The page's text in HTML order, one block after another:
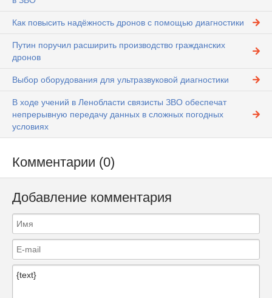
Как повысить надёжность дронов с помощью диагностики
Путин поручил расширить производство гражданских
дронов
Выбор оборудования для ультразвуковой диагностики
В ходе учений в Ленобласти связисты ЗВО обеспечат
непрерывную передачу данных в сложных погодных
условиях
Комментарии (0)
Добавление комментария